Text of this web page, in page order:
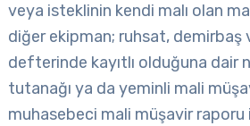
veya isteklinin kendi malı olan
diğer ekipman; ruhsat, demirbaş
defterinde kayıtlı olduğuna dair
tutanağı ya da yeminli mali
muhasebeci mali müşavir